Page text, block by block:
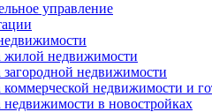
управление
жилой недвижимости
недвижимости
недвижимости и
в новостройках